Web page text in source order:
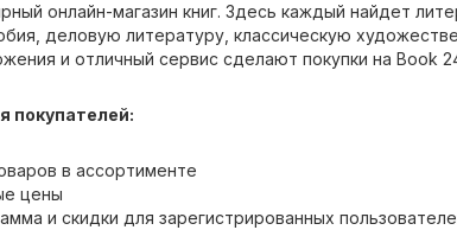
онлайн-магазин книг. Здесь каждый найдет
деловую литературу, классическую
и отличный сервис сделают покупки на Book
покупателей:
в ассортименте
цены
и скидки для зарегистрированных